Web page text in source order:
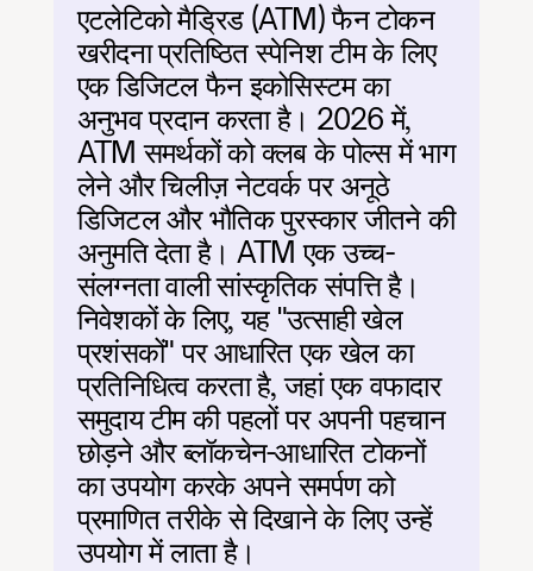
एटलेटिको मैड्रिड (ATM) फैन टोकन
खरीदना प्रतिष्ठित स्पेनिश टीम के लिए
एक डिजिटल फैन इकोसिस्टम का
अनुभव प्रदान करता है। 2026 में,
ATM समर्थकों को क्लब के पोल्स में भाग
लेने और चिलीज़ नेटवर्क पर अनूठे
डिजिटल और भौतिक पुरस्कार जीतने की
अनुमति देता है। ATM एक उच्च-
संलग्नता वाली सांस्कृतिक संपत्ति है।
निवेशकों के लिए, यह "उत्साही खेल
प्रशंसकों" पर आधारित एक खेल का
प्रतिनिधित्व करता है, जहां एक वफादार
समुदाय टीम की पहलों पर अपनी पहचान
छोड़ने और ब्लॉकचेन-आधारित टोकनों
का उपयोग करके अपने समर्पण को
प्रमाणित तरीके से दिखाने के लिए उन्हें
उपयोग में लाता है।